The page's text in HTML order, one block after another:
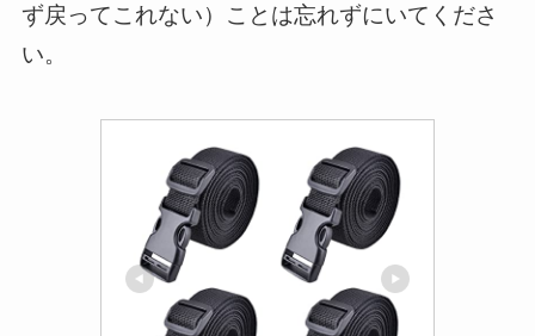
ず戻ってこれない）ことは忘れずにいてくださ
い。